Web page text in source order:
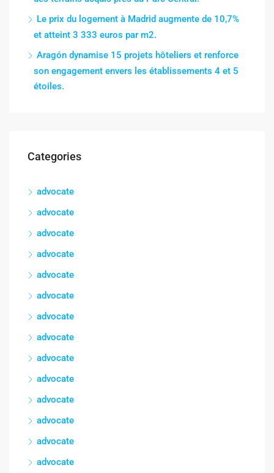
Le prix du logement à Madrid augmente de 10,7%
et atteint 3 333 euros par m2.
Aragón dynamise 15 projets hôteliers et renforce
son engagement envers les établissements 4 et 5
étoiles.
Categories
advocate
advocate
advocate
advocate
advocate
advocate
advocate
advocate
advocate
advocate
advocate
advocate
advocate
advocate